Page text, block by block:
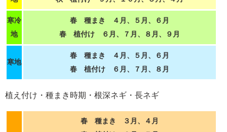
寒冷
地
春 種まき ４月、５月、６月
春 植付け ６月、７月、８月、９月
寒地
春 種まき ４月、５月、６月
春 植付け ６月、７月、８月
植え付け・種まき時期・根深ネギ・長ネギ
春 種まき ３月、４月